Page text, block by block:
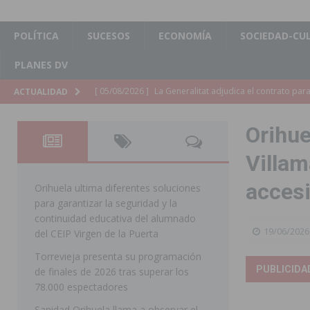
POLÍTICA SUCESOS ECONOMÍA SOCIEDAD-
PLANES DV
ACTUALIDAD [ 05/08/2026 ] La Generalitat adjudica el contrato
[ 05/08/2026 ]
Pilar de la Horadada celebra una
DE LA HORADADA
[ 05/08/2026 ] San Miguel de Salinas acogerá el
MIGUEL DE SALINAS
[ 05/08/2026 ] Quince años compartiendo la pasión
[ 05/08/2026 ] La Guardia Civil detiene a un hombre
TORREVIEJA
19/06/2026
Orihuela ultima diferentes soluciones
para garantizar la seguridad y la
continuidad educativa del alumnado
del CEIP Virgen de la Puerta
Torrevieja presenta su programación
de finales de 2026 tras superar los
78.000 espectadores